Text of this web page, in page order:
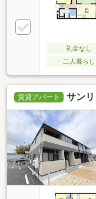
礼金なし
二人暮らし
賃貸アパート サン